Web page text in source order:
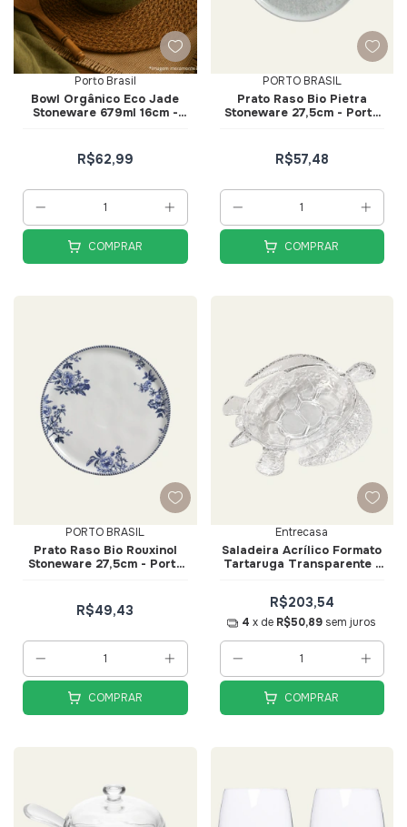
Porto Brasil
Bowl Orgânico Eco Jade
Stoneware 679ml 16cm -
R$62,99
COMPRAR
PORTO BRASIL
Prato Raso Bio Pietra
Stoneware 27,5cm - Porto
R$57,48
COMPRAR
PORTO BRASIL
Prato Raso Bio Rouxinol
Stoneware 27,5cm - Porto
R$49,43
COMPRAR
Entrecasa
Saladeira Acrílico Formato
Tartaruga Transparente -
R$203,54
4 x de R$50,89 sem juros
COMPRAR